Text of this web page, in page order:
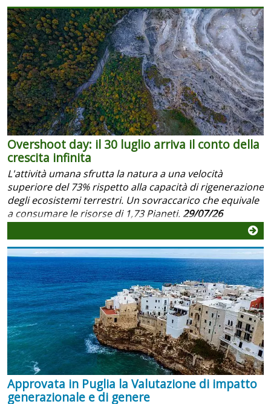
Overshoot day: il 30 luglio arriva il conto della
crescita infinita
L'attività umana sfrutta la natura a una velocità
superiore del 73% rispetto alla capacità di rigenerazione
degli ecosistemi terrestri. Un sovraccarico che equivale
a consumare le risorse di 1,73 Pianeti.29/07/26
Approvata in Puglia la Valutazione di impatto
generazionale e di genere